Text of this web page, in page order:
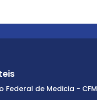
Federal de Medicia - CFM